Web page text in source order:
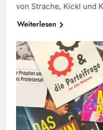
von Strache, Kickl und
Weiterlesen